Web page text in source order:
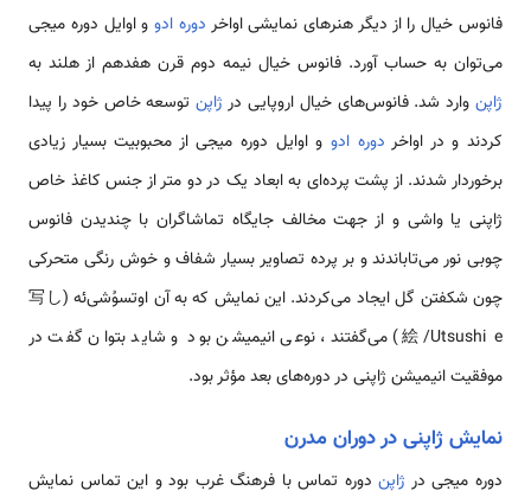
فانوس خیال را از دیگر هنرهای نمایشی اواخر دوره ادوو اوایل دوره میجی
می‌توان به حساب آورد. فانوس خیال نیمه دوم قرن هفدهم از هلند به
ژاپنوارد شد. فانوس‌های خیال اروپایی در ژاپنتوسعه خاص خود را پیدا
کردند و در اواخر دوره ادو و اوایل دوره میجی از محبوبیت بسیار زیادی
برخوردار شدند. از پشت پرده‌ای به ابعاد یک در دو متر از جنس کاغذ خاص
ژاپنی یا واشی و از جهت مخالف جایگاه تماشاگران با چندیدن فانوس
چوبی نور می‌تاباندند و بر پرده تصاویر بسیار شفاف و خوش رنگی متحرکی
چون شکفتن گل ایجاد می‌کردند. این نمایش که به آن اوتسوُشی‌ئه (写し
絵/Utsushi e) می‌گفتند، نوعی انیمیشن بود و شاید بتوان گفت در
موفقیت انیمیشن ژاپنی در دوره‌های بعد مؤثر بود.
نمایش ژاپنی در دوران مدرن
دوره میجی در ژاپندوره تماس با فرهنگ غرب بود و این تماس نمایش